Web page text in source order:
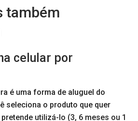
também
celular por
é uma forma de aluguel do
seleciona o produto que quer
utilizá-lo (3, 6 meses ou 1